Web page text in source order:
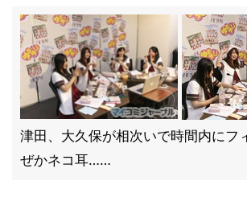
津田、大久保が相次いで時間内にフ
ぜかネコ耳……